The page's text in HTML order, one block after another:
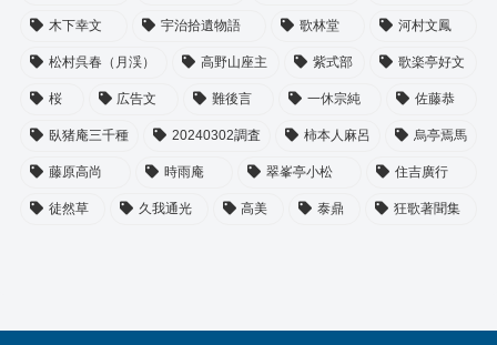
木下幸文 宇治拾遺物語 歌林堂 河村文鳳
松村呉春（月渓） 高野山座主 紫式部 歌楽亭好文
桜 広告文 難後言 一休宗純 佐藤恭
臥猪庵三千種 20240302調査 柿本人麻呂 烏亭焉馬
藤原高尚 時雨庵 翠峯亭小松 住吉廣行
徒然草 久我通光 高美 泰鼎 狂歌著聞集